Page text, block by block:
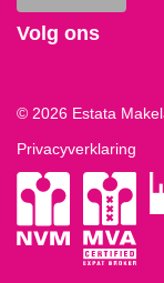
Volg ons
© 2026 Estata
Privacyverklaring